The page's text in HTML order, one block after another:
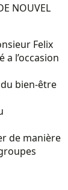
NOUVEL
Felix
l’occasion
bien-être
de manière